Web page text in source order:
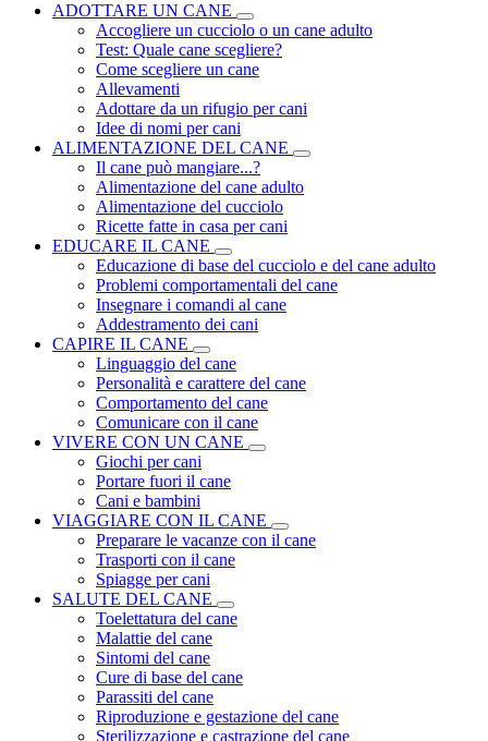
ADOTTARE UN CANE
Accogliere un cucciolo o un cane adulto
Test: Quale cane scegliere?
Come scegliere un cane
Allevamenti
Adottare da un rifugio per cani
Idee di nomi per cani
ALIMENTAZIONE DEL CANE
Il cane può mangiare...?
Alimentazione del cane adulto
Alimentazione del cucciolo
Ricette fatte in casa per cani
EDUCARE IL CANE
Educazione di base del cucciolo e del cane adulto
Problemi comportamentali del cane
Insegnare i comandi al cane
Addestramento dei cani
CAPIRE IL CANE
Linguaggio del cane
Personalità e carattere del cane
Comportamento del cane
Comunicare con il cane
VIVERE CON UN CANE
Giochi per cani
Portare fuori il cane
Cani e bambini
VIAGGIARE CON IL CANE
Preparare le vacanze con il cane
Trasporti con il cane
Spiagge per cani
SALUTE DEL CANE
Toelettatura del cane
Malattie del cane
Sintomi del cane
Cure di base del cane
Parassiti del cane
Riproduzione e gestazione del cane
Sterilizzazione e castrazione del cane